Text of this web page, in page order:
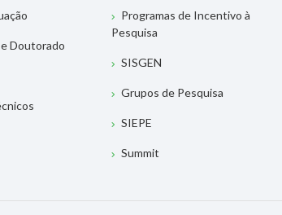
Doutorado
Programas de Incentivo à
Pesquisa
SISGEN
Grupos de Pesquisa
SIEPE
Summit